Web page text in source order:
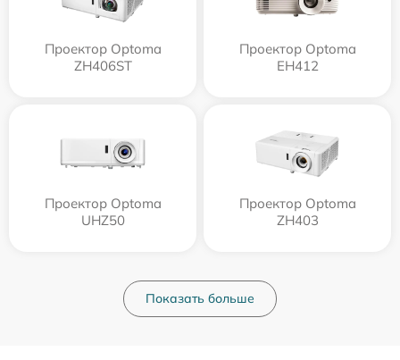
Проектор Optoma
ZH406ST
Проектор Optoma
EH412
Проектор Optoma
UHZ50
Проектор Optoma
ZH403
Показать больше